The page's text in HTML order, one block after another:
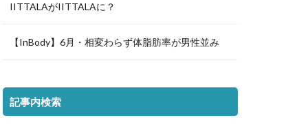
IITTALAがIITTALAに？
【InBody】6月・相変わらず体脂肪率が男性並み
記事内検索